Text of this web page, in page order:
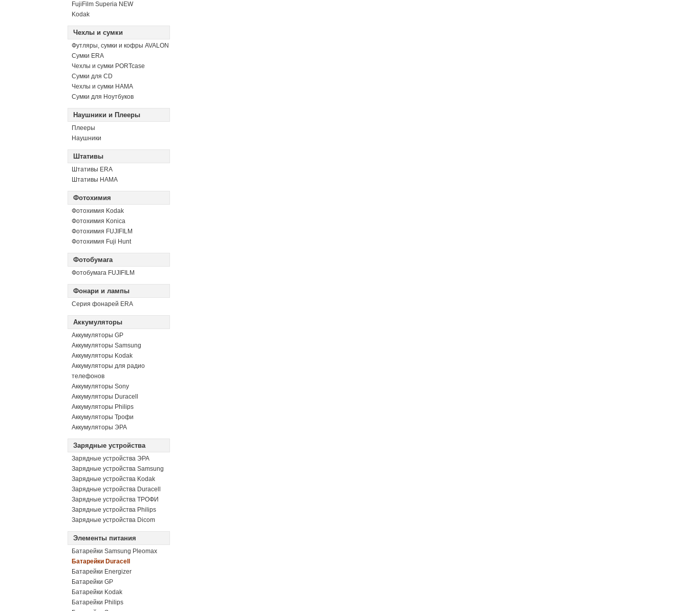
FujiFilm Superia NEW
Kodak
Чехлы и сумки
Футляры, сумки и кофры AVALON
Сумки ERA
Чехлы и сумки PORTcase
Сумки для CD
Чехлы и сумки HAMA
Сумки для Ноутбуков
Наушники и Плееры
Плееры
Наушники
Штативы
Штативы ERA
Штативы HAMA
Фотохимия
Фотохимия Kodak
Фотохимия Konica
Фотохимия FUJIFILM
Фотохимия Fuji Hunt
Фотобумага
Фотобумага FUJIFILM
Фонари и лампы
Серия фонарей ERA
Аккумуляторы
Аккумуляторы GP
Аккумуляторы Samsung
Аккумуляторы Kodak
Аккумуляторы для радио
телефонов
Аккумуляторы Sony
Аккумуляторы Duracell
Аккумуляторы Philips
Аккумуляторы Трофи
Аккумуляторы ЭРА
Зарядные устройства
Зарядные устройства ЭРА
Зарядные устройства Samsung
Зарядные устройства Kodak
Зарядные устройства Duracell
Зарядные устройства ТРОФИ
Зарядные устройства Philips
Зарядные устройства Dicom
Элементы питания
Батарейки Samsung Pleomax
Батарейки Duracell
Батарейки Energizer
Батарейки GP
Батарейки Kodak
Батарейки Philips